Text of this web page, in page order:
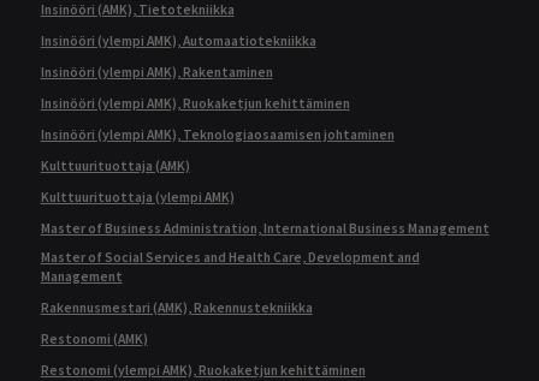
Insinööri (AMK), Tietotekniikka
Insinööri (ylempi AMK), Automaatiotekniikka
Insinööri (ylempi AMK), Rakentaminen
Insinööri (ylempi AMK), Ruokaketjun kehittäminen
Insinööri (ylempi AMK), Teknologiaosaamisen johtaminen
Kulttuurituottaja (AMK)
Kulttuurituottaja (ylempi AMK)
Master of Business Administration, International Business Management
Master of Social Services and Health Care, Development and
Management
Rakennusmestari (AMK), Rakennustekniikka
Restonomi (AMK)
Restonomi (ylempi AMK), Ruokaketjun kehittäminen